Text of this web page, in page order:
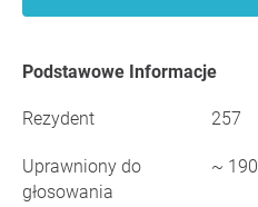
Podstawowe Informacje
Rezydent 257
Uprawniony do
głosowania
~ 190